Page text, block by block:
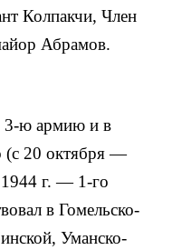
Колпакчи, Член
Абрамов.
3-ю армию и в
(с 20 октября —
1944 г. — 1-го
в Гомельско-
Уманско-